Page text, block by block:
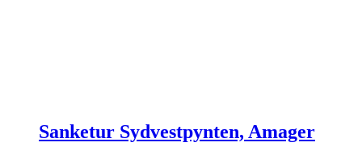
Sanketur Sydvestpynten, Amager